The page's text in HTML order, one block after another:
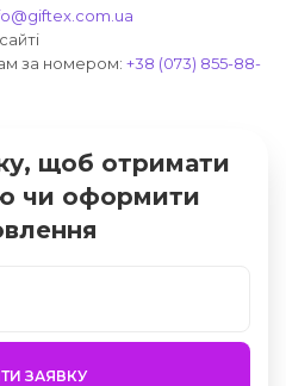
за номером: +38 (073) 855-88-
щоб отримати
чи оформити
ЗАЯВКУ